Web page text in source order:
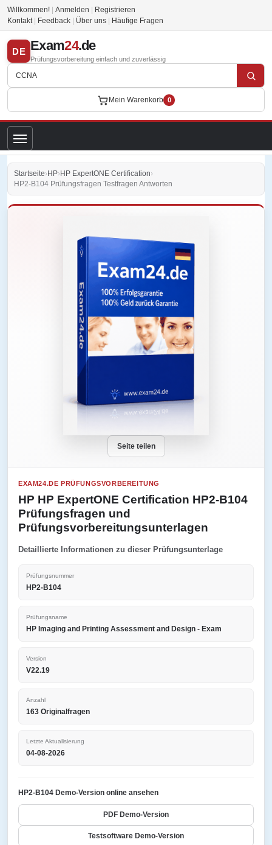
Willkommen! Anmelden
Registrieren
Kontakt
Feedback Über uns Häufige Fragen
DE Exam24.de
Prüfungsvorbereitung einfach und zuverlässig
Mein Warenkorb 0
Startseite›HP›HP ExpertONE Certification›
HP2-B104 Prüfungsfragen Testfragen Antworten
Seite teilen
EXAM24.DE PRÜFUNGSVORBEREITUNG
HP HP ExpertONE Certification HP2-B104
Prüfungsfragen und
Prüfungsvorbereitungsunterlagen
Detaillierte Informationen zu dieser Prüfungsunterlage
Prüfungsnummer
HP2-B104
Prüfungsname
HP Imaging and Printing Assessment and Design - Exam
Version
V22.19
Anzahl
163 Originalfragen
Letzte Aktualisierung
04-08-2026
HP2-B104 Demo-Version online ansehen
PDF Demo-Version
Testsoftware Demo-Version